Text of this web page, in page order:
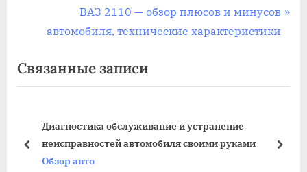
записям
у
щ
з
С
л
д
у
щ
а
я
ВАЗ 2110 — обзор плюсов и минусов
автомобиля, технические характеристики
Связанные записи
Диагностика обслуживание и устранение
неисправностей автомобиля своими руками
Обзор авто
пред